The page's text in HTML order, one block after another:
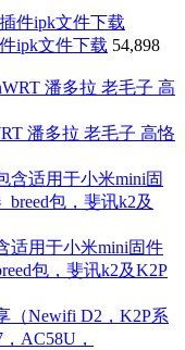
件ipk文件下载 54,898
潘多拉 老毛子 高恪
适用于小米mini固件
包，斐讯k2及K2P